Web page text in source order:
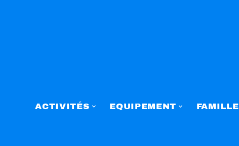
ACTIVITÉS EQUIPEMENT FAMILLE